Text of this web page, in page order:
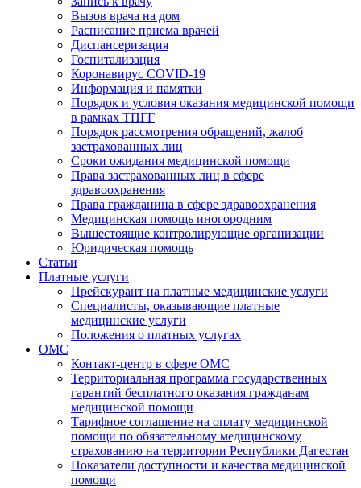
Вызов врача на дом
Расписание приема врачей
Диспансеризация
Госпитализация
Коронавирус COVID-19
Информация и памятки
Порядок и условия оказания медицинской помощи
в рамках ТПГГ
Порядок рассмотрения обращений, жалоб
застрахованных лиц
Сроки ожидания медицинской помощи
Права застрахованных лиц в сфере
здравоохранения
Права гражданина в сфере здравоохранения
Медицинская помощь иногородним
Вышестоящие контролирующие организации
Юридическая помощь
Статьи
Платные услуги
Прейскурант на платные медицинские услуги
Специалисты, оказывающие платные
медицинские услуги
Положения о платных услугах
ОМС
Контакт-центр в сфере ОМС
Территориальная программа государственных
гарантий бесплатного оказания гражданам
медицинской помощи
Тарифное соглашение на оплату медицинской
помощи по обязательному медицинскому
страхованию на территории Республики Дагестан
Показатели доступности и качества медицинской
помощи